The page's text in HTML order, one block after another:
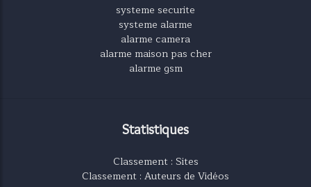
systeme securite
systeme alarme
alarme camera
alarme maison pas cher
alarme gsm
Statistiques
Classement : Sites
Classement : Auteurs de Vidéos